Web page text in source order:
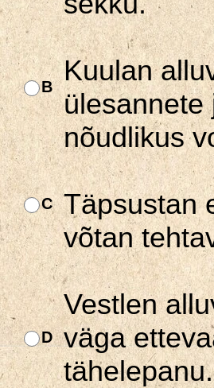
B
Kuulan
ülesannete
nõudlikus
C
Täpsustan
võtan
D
Vestlen
väga
tähelepanu.